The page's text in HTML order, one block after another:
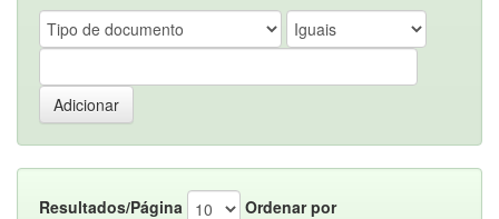
Resultados/Página
Ordenar por